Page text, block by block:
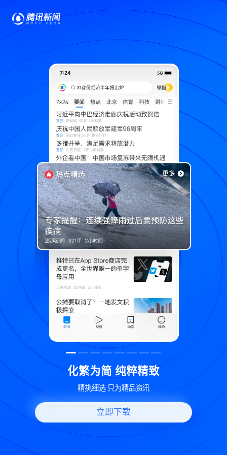
致 世界变化 热问一下
好问题好回答 多元视角看问题
立即下载